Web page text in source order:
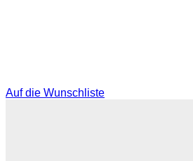
Auf die Wunschliste